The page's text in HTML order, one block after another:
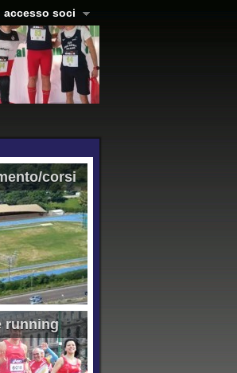
accesso soci
corsi
running